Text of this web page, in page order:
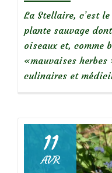
La Stellaire, c’est
plante sauvage
oiseaux et, comme
«mauvaises
culinaires et
11
AVR